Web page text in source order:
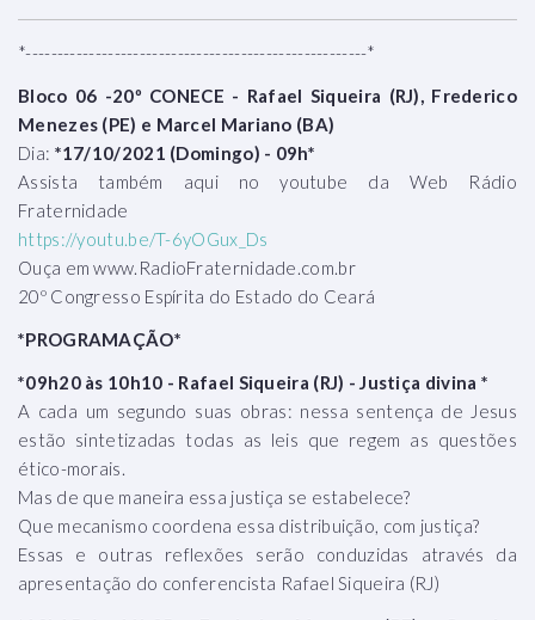
*------------------------------------------------------*
Bloco 06 -20º CONECE - Rafael Siqueira (RJ), Frederico
Menezes (PE) e Marcel Mariano (BA)
Dia: *17/10/2021 (Domingo) - 09h*
Assista também aqui no youtube da Web Rádio
Fraternidade
https://youtu.be/T-6yOGux_Ds
Ouça em www.RadioFraternidade.com.br
20º Congresso Espírita do Estado do Ceará
*PROGRAMAÇÃO*
*09h20 às 10h10 - Rafael Siqueira (RJ) - Justiça divina *
A cada um segundo suas obras: nessa sentença de Jesus
estão sintetizadas todas as leis que regem as questões
ético-morais.
Mas de que maneira essa justiça se estabelece?
Que mecanismo coordena essa distribuição, com justiça?
Essas e outras reflexões serão conduzidas através da
apresentação do conferencista Rafael Siqueira (RJ)